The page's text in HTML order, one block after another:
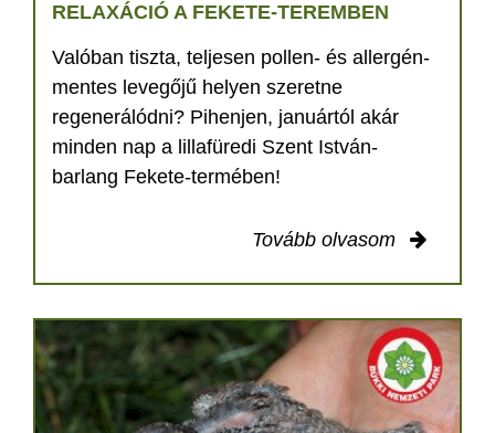
RELAXÁCIÓ A FEKETE-TEREMBEN
Valóban tiszta, teljesen pollen- és allergén-
mentes levegőjű helyen szeretne
regenerálódni? Pihenjen, januártól akár
minden nap a lillafüredi Szent István-
barlang Fekete-termében!
Tovább olvasom